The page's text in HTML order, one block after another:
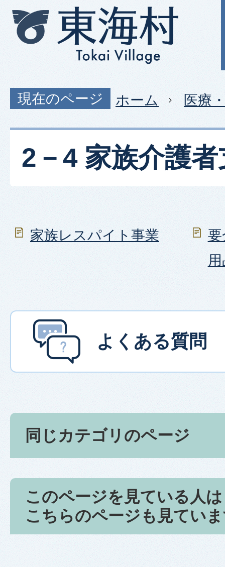
現在のページ ホーム 医療
2－4 家族介護者
家族レスパイト事業
要
よくある質問
同じカテゴリのページ
このページを見ている人は
こちらのページも見てい